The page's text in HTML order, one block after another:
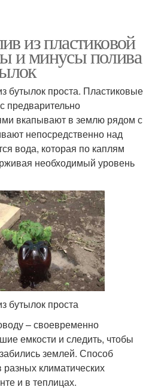
из пластиковой
и минусы полива
бутылок проста. Пластиковые
предварительно
вкапывают в землю рядом с
непосредственно над
вода, которая по каплям
необходимый уровень
бутылок проста
– своевременно
емкости и следить, чтобы
землей. Способ
климатических
и в теплицах.